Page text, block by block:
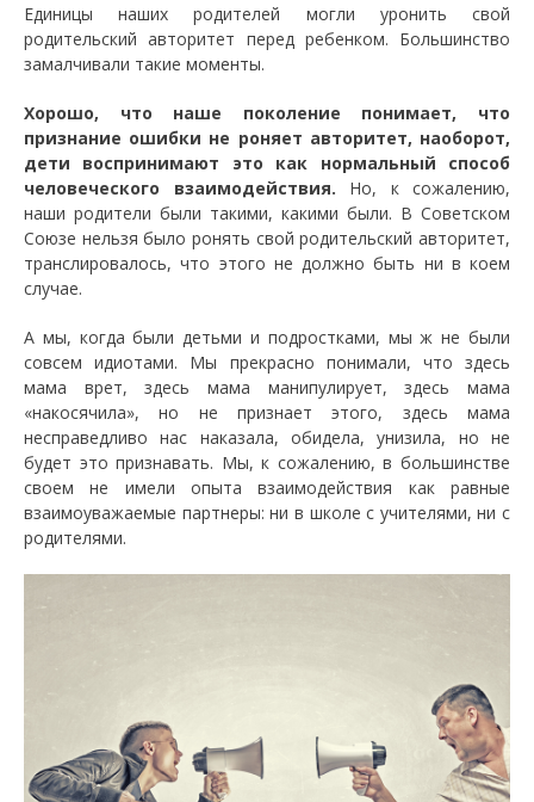
Единицы наших родителей могли уронить свой
родительский авторитет перед ребенком. Большинство
замалчивали такие моменты.
Хорошо, что наше поколение понимает, что
признание ошибки не роняет авторитет, наоборот,
дети воспринимают это как нормальный способ
человеческого взаимодействия. Но, к сожалению,
наши родители были такими, какими были. В Советском
Союзе нельзя было ронять свой родительский авторитет,
транслировалось, что этого не должно быть ни в коем
случае.
А мы, когда были детьми и подростками, мы ж не были
совсем идиотами. Мы прекрасно понимали, что здесь
мама врет, здесь мама манипулирует, здесь мама
«накосячила», но не признает этого, здесь мама
несправедливо нас наказала, обидела, унизила, но не
будет это признавать. Мы, к сожалению, в большинстве
своем не имели опыта взаимодействия как равные
взаимоуважаемые партнеры: ни в школе с учителями, ни с
родителями.